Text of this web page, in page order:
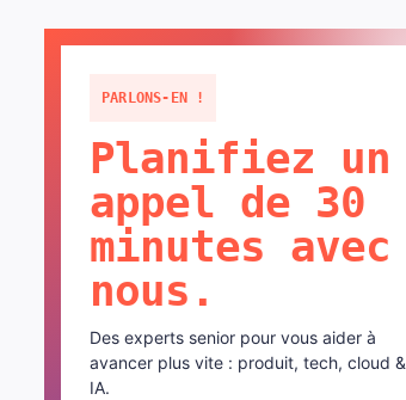
PARLONS-EN !
Planifiez un
appel de 30
minutes avec
nous.
Des experts senior pour vous aider à
avancer plus vite : produit, tech, cloud &
IA.